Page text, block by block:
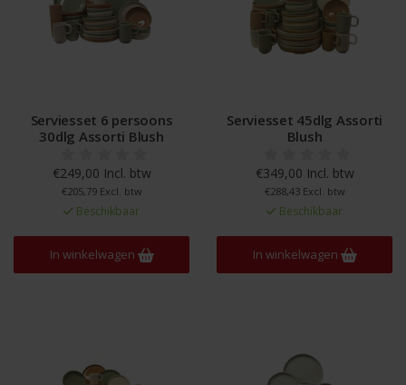
Serviesset 6 persoons
30dlg Assorti Blush
€249,00 Incl. btw
€205,79 Excl. btw
Beschikbaar
In winkelwagen
Serviesset 45dlg Assorti
Blush
€349,00 Incl. btw
€288,43 Excl. btw
Beschikbaar
In winkelwagen